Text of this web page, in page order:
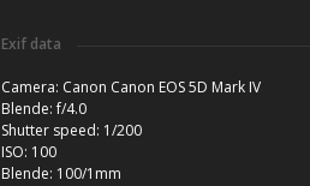
Exif data
Camera: Canon Canon EOS 5D Mark IV
Blende:f/4.0
Shutter speed: 1/200
ISO: 100
Blende: 100/1mm